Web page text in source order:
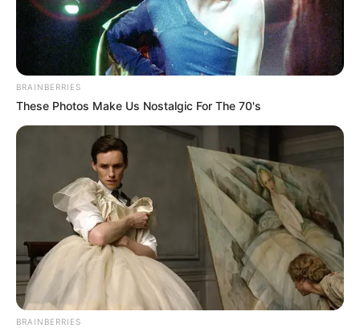
BRAINBERRIES
These Photos Make Us Nostalgic For The 70's
BRAINBERRIES